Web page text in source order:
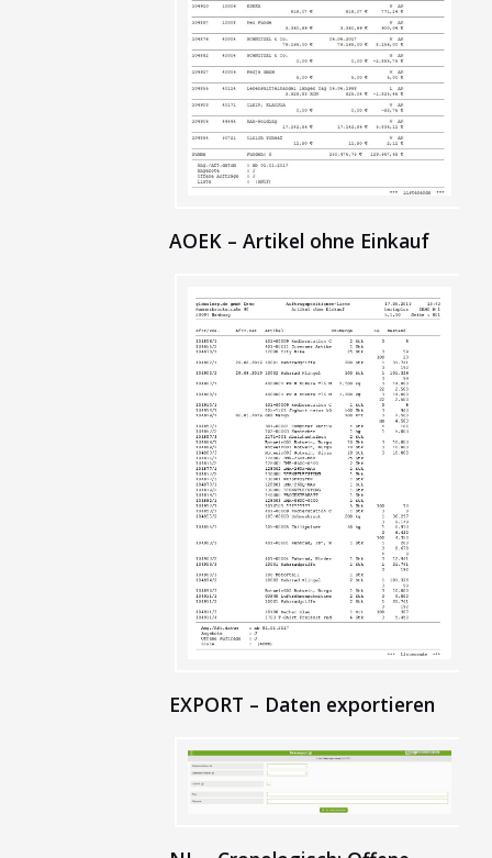
AOEK – Artikel ohne Einkauf
EXPORT – Daten exportieren